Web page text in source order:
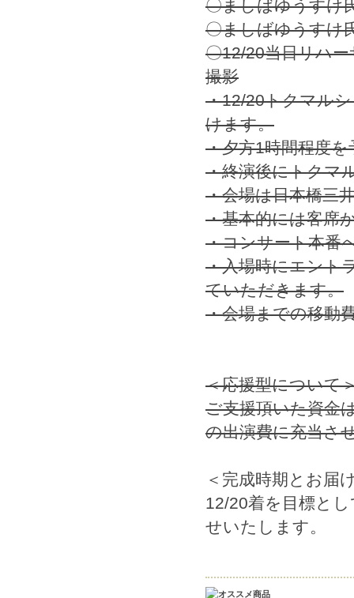
〇ましばゆうすけ
〇ましばゆうすけ
〇12/20当日リハ
撮影
・12/20トクマル
けます。
・夕方1時間程度を
・終演後にトクマ
・会場は日本橋三
・基本的には客席
・コンサート本番
・入場時にエント
ていただきます。
・会場までの移動
＜応援型について
ご支援頂いた資金
の出演費に充当さ
＜完成時期とお届
12/20着を目標と
せいたします。